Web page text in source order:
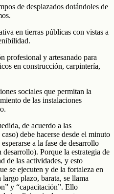
de desplazados dotándoles de
en tierras públicas con vistas a
profesional y artesanado para
en construcción, carpintería,
sociales que permitan la
de las instalaciones
de acuerdo a las
debe hacerse desde el minuto
a la fase de desarrollo
Porque la estrategia de
de las actividades, y esto
se ejecuten y de la fortaleza en
plazo, barata, se llama
y “capacitación”. Ello